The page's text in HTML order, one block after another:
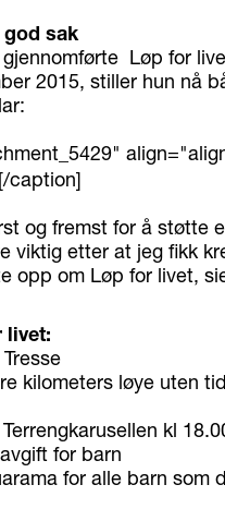
sak
Løp for
2015, stiller hun nå
caption]
og fremst for å støtte
viktig etter at jeg fikk
opp om Løp for livet,
livet:
kilometers løye uten
kl
for barn
for alle barn som